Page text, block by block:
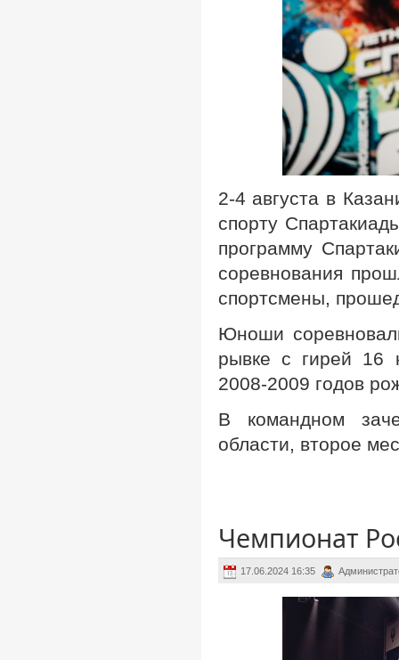
2-4 августа в
спорту
программу
соревнования
спортсмены,
Юноши
рывке с гирей 16
2008-2009 годов
В командном
области, второе
Чемпионат
17.06.2024 16:35